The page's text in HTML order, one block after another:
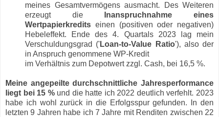
meines Gesamtvermögens ausmacht. Des Weiteren
erzeugt die
Inanspruchnahme eines
Wertpapierkredits einen (positiven oder negativen)
Hebeleffekt. Ende des 4. Quartals 2023 lag mein
Verschuldungsgrad ('Loan-to-Value Ratio'), also der
in Anspruch genommene WP-Kredit
im Verhältnis zum Depotwert zzgl. Cash, bei 16,5 %.
Meine angepeilte durchschnittliche Jahresperformance
liegt bei 15 %und die hatte ich 2022 deutlich verfehlt. 2023
habe ich wohl zurück in die Erfolgsspur gefunden. In den
letzten 9 Jahren habe ich 7 Jahre mit Renditen zwischen 22